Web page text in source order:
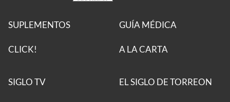
SUPLEMENTOS
CLICK!
GUÍA MÉDICA
A LA CARTA
SIGLO TV EL SIGLO DE TORREON